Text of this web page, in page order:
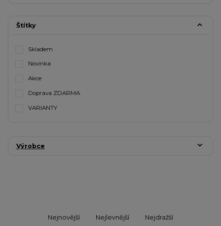
Štítky
Skladem
Novinka
Akce
Doprava ZDARMA
VARIANTY
Výrobce
Nejnovější Nejlevnější Nejdražší